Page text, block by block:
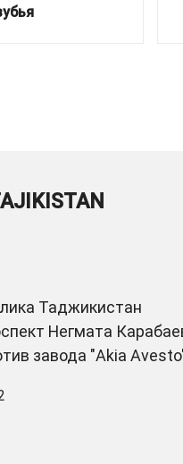
Таджикистан
Негмата
завода "Akia